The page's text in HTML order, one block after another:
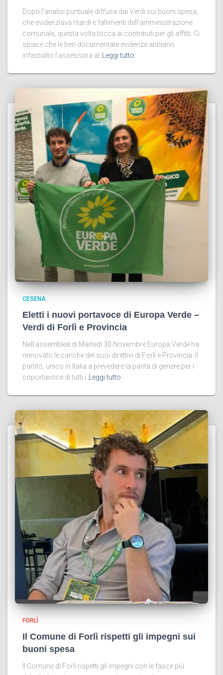
Dopo l’analisi puntuale diffusa dai Verdi sui buoni spesa,
che evidenziava ritardi e fallimenti dell’amministrazione
comunale, questa volta tocca ai contributi per gli affitti. Ci
spiace che le ben documentate evidenze abbiano
infastidito l’assessora al
Leggi tutto
CESENA
Eletti i nuovi portavoce di Europa Verde –
Verdi di Forlì e Provincia
Nell’assemblea di Martedì 30 Novembre Europa Verde ha
rinnovato le cariche dei suoi direttivi di Forlì e Provincia. Il
partito, unico in Italia a prevedere la parità di genere per i
coportavoce di tutti i
Leggi tutto
FORLÌ
Il Comune di Forlì rispetti gli impegni sui
buoni spesa
Il Comune di Forlì rispetti gli impegni con le fasce più